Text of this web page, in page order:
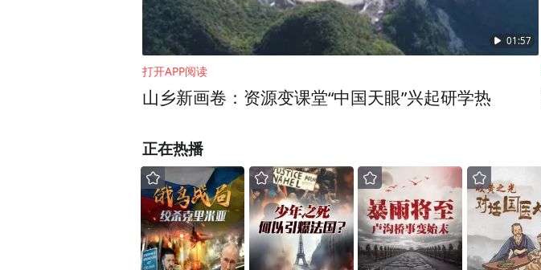
01:57
打开APP阅读
山乡新画卷：资源变课堂“中国天眼”兴起研学热
正在热播